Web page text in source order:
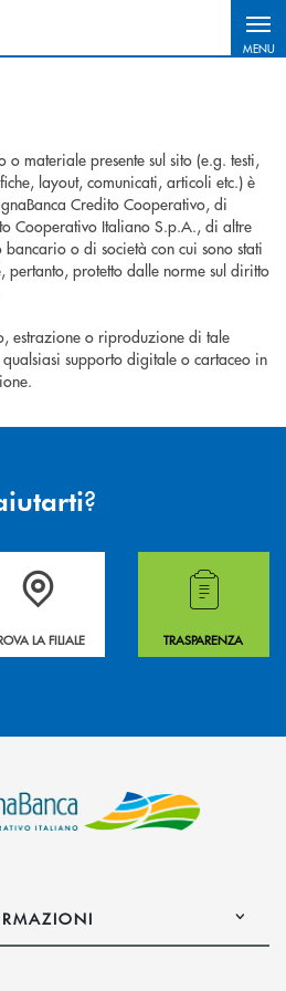
MENU
materiale presente sul sito (e.g. testi,
layout, comunicati, articoli etc.) è
Credito Cooperativo, di
Cooperativo Italiano S.p.A., di altre
o di società con cui sono stati
pertanto, protetto dalle norme sul diritto
estrazione o riproduzione di tale
supporto digitale o cartaceo in
?
form e noi ti richiamiamo
Filiale &nbsp;vicina a te. &nbsp;
LA FILIALE
Hai bisogno di
TRASPARENZA